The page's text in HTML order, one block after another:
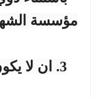
3. ان لا